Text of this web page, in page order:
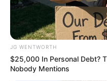
BRAINBERRIES
JG WENTWORTH
$25,000 In Personal Debt?
Nobody Mentions